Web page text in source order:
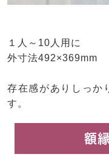
１人～10人用に
外寸法492×369mm
存在感がありしっか
す。
額